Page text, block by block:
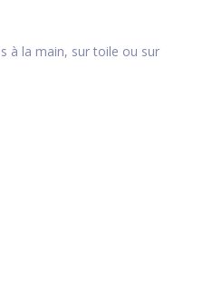
à la main, sur toile ou sur